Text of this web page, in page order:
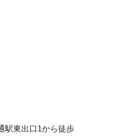
駅東出口1から徒歩